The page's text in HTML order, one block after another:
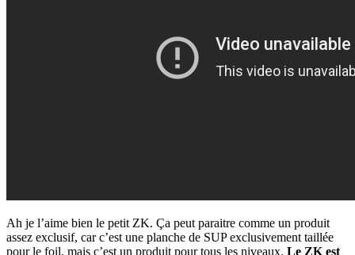
Ah je l’aime bien le petit ZK. Ça peut paraitre comme un produit
assez exclusif, car c’est une planche de SUP exclusivement taillée
pour le foil, mais c’est un produit pour tous les niveaux. Le ZK est